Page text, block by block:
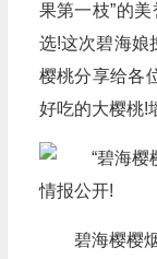
果第一枝”的
选!这次碧海娘
樱桃分享给各
好吃的大樱桃!
碧海樱樱